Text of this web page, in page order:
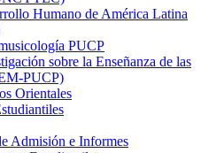
Humano de América Latina
PUCP
sobre la Enseñanza de las
PUCP)
Orientales
Admisión e Informes